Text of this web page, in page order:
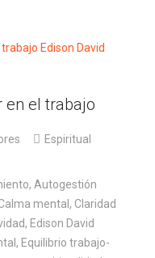
en el trabajo
Espiritual
, Autogestión
mental , Claridad
, Edison David
, Equilibrio trabajo-